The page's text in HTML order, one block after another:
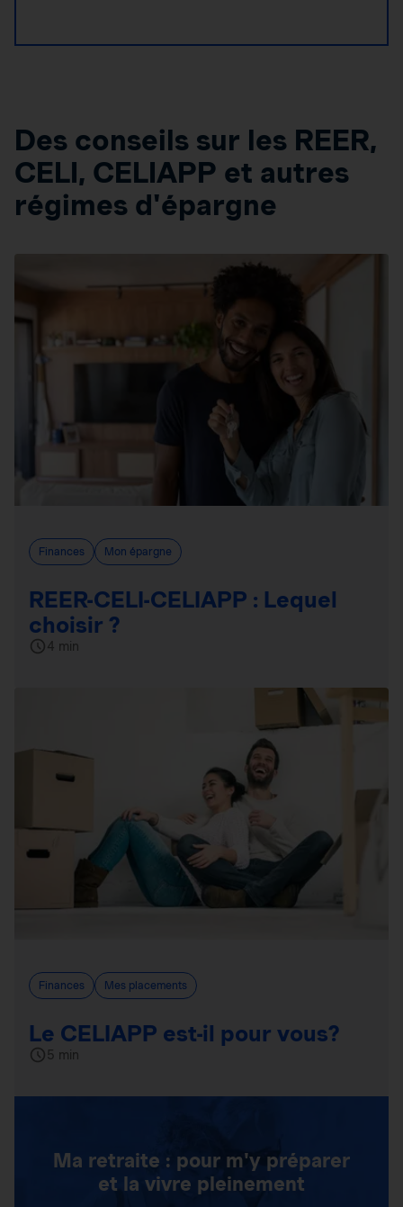
Des conseils sur les REER,
CELI, CELIAPP et autres
régimes d'épargne
Finances Mon épargne
REER-CELI-CELIAPP : Lequel
choisir ?
4 min
Finances Mes placements
Le CELIAPP est-il pour vous?
5 min
Ma retraite : pour m'y préparer
et la vivre pleinement